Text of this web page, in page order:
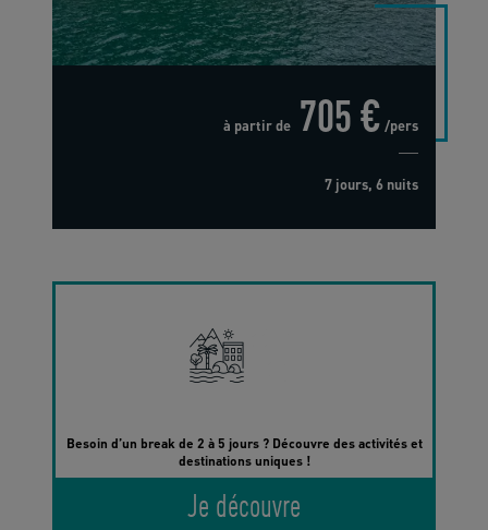
à partir de 705 € /pers
7 jours, 6 nuits
Besoin d’un break de 2 à 5 jours ? Découvre des activités et
destinations uniques !
Je découvre